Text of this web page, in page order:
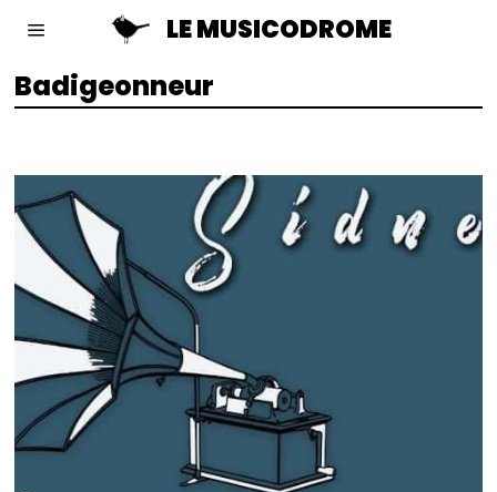
LE MUSICODROME
Badigeonneur